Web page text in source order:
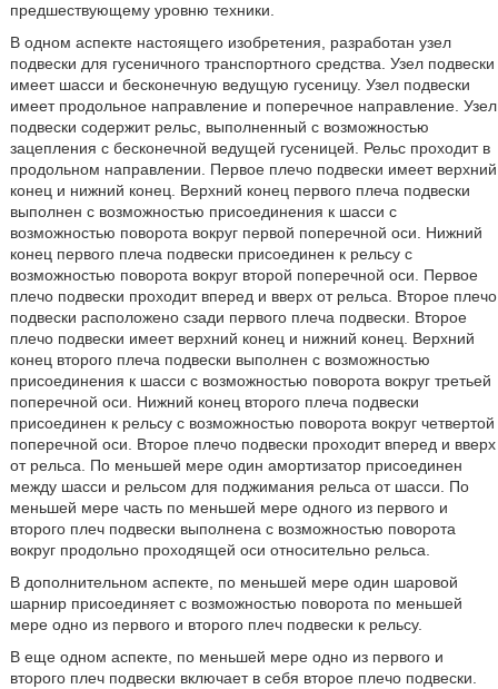
предшествующему уровню техники.
В одном аспекте настоящего изобретения, разработан узел
подвески для гусеничного транспортного средства. Узел подвески
имеет шасси и бесконечную ведущую гусеницу. Узел подвески
имеет продольное направление и поперечное направление. Узел
подвески содержит рельс, выполненный с возможностью
зацепления с бесконечной ведущей гусеницей. Рельс проходит в
продольном направлении. Первое плечо подвески имеет верхний
конец и нижний конец. Верхний конец первого плеча подвески
выполнен с возможностью присоединения к шасси с
возможностью поворота вокруг первой поперечной оси. Нижний
конец первого плеча подвески присоединен к рельсу с
возможностью поворота вокруг второй поперечной оси. Первое
плечо подвески проходит вперед и вверх от рельса. Второе плечо
подвески расположено сзади первого плеча подвески. Второе
плечо подвески имеет верхний конец и нижний конец. Верхний
конец второго плеча подвески выполнен с возможностью
присоединения к шасси с возможностью поворота вокруг третьей
поперечной оси. Нижний конец второго плеча подвески
присоединен к рельсу с возможностью поворота вокруг четвертой
поперечной оси. Второе плечо подвески проходит вперед и вверх
от рельса. По меньшей мере один амортизатор присоединен
между шасси и рельсом для поджимания рельса от шасси. По
меньшей мере часть по меньшей мере одного из первого и
второго плеч подвески выполнена с возможностью поворота
вокруг продольно проходящей оси относительно рельса.
В дополнительном аспекте, по меньшей мере один шаровой
шарнир присоединяет с возможностью поворота по меньшей
мере одно из первого и второго плеч подвески к рельсу.
В еще одном аспекте, по меньшей мере одно из первого и
второго плеч подвески включает в себя второе плечо подвески.